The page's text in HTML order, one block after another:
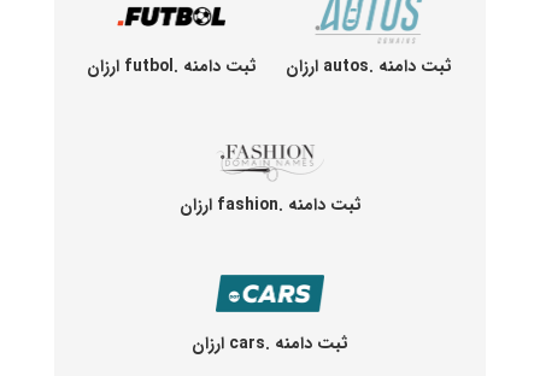
ثبت دامنه .autos ارزان ثبت دامنه .futbol ارزان
ثبت دامنه .fashion ارزان
ثبت دامنه .cars ارزان